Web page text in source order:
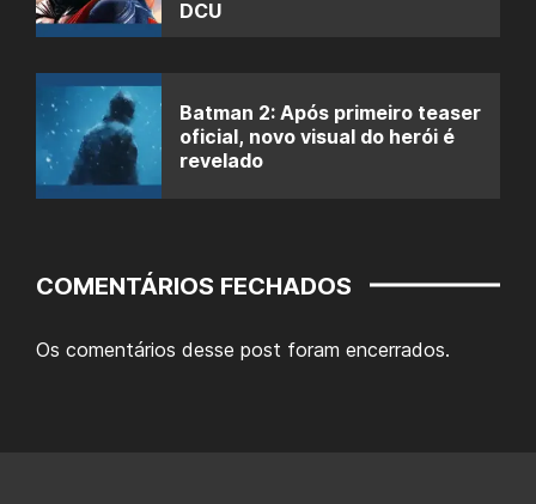
DCU
Batman 2: Após primeiro teaser
oficial, novo visual do herói é
revelado
COMENTÁRIOS FECHADOS
Os comentários desse post foram encerrados.